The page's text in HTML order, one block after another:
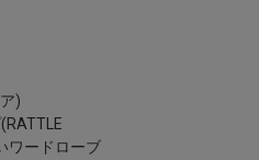
)
ワードローブ